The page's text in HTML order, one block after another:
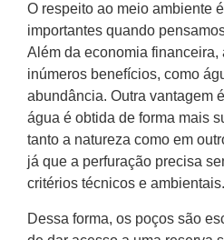
O respeito ao meio ambiente
importantes quando
Além da economia financeira,
inúmeros benefícios, como
abundância. Outra vantagem
água é obtida de forma mais
tanto a natureza como em
já que a perfuração precisa
critérios técnicos e ambientais.
Dessa forma, os poços são